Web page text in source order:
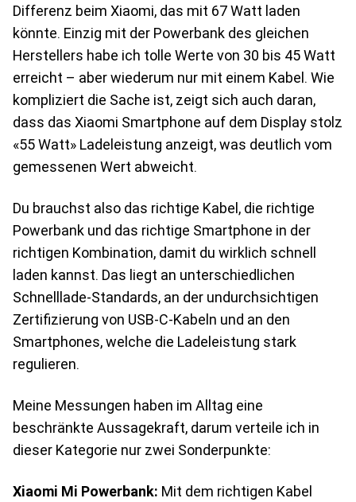
Differenz beim Xiaomi, das mit 67 Watt laden
könnte. Einzig mit der Powerbank des gleichen
Herstellers habe ich tolle Werte von 30 bis 45 Watt
erreicht – aber wiederum nur mit einem Kabel. Wie
kompliziert die Sache ist, zeigt sich auch daran,
dass das Xiaomi Smartphone auf dem Display stolz
«55 Watt» Ladeleistung anzeigt, was deutlich vom
gemessenen Wert abweicht.
Du brauchst also das richtige Kabel, die richtige
Powerbank und das richtige Smartphone in der
richtigen Kombination, damit du wirklich schnell
laden kannst. Das liegt an unterschiedlichen
Schnelllade-Standards, an der undurchsichtigen
Zertifizierung von USB-C-Kabeln und an den
Smartphones, welche die Ladeleistung stark
regulieren.
Meine Messungen haben im Alltag eine
beschränkte Aussagekraft, darum verteile ich in
dieser Kategorie nur zwei Sonderpunkte:
Xiaomi Mi Powerbank: Mit dem richtigen Kabel